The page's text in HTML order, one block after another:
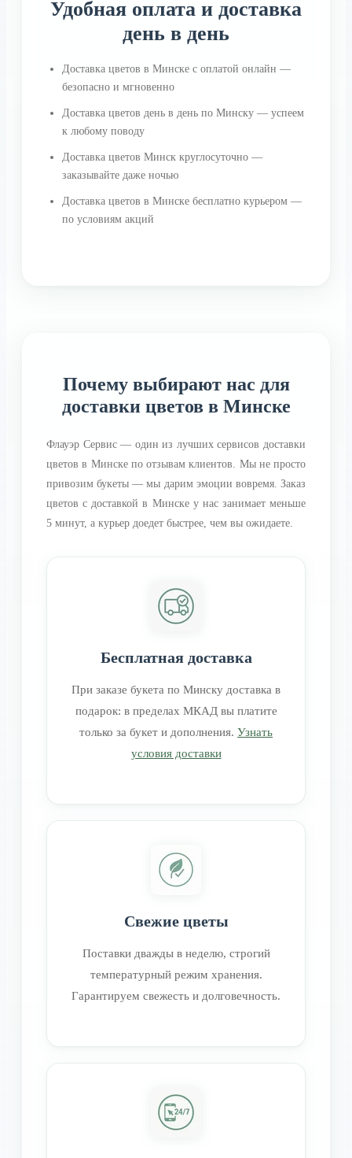
Удобная оплата и доставка
день в день
Доставка цветов в Минске с оплатой онлайн —
безопасно и мгновенно
Доставка цветов день в день по Минску — успеем
к любому поводу
Доставка цветов Минск круглосуточно —
заказывайте даже ночью
Доставка цветов в Минске бесплатно курьером —
по условиям акций
Почему выбирают нас для
доставки цветов в Минске
Флауэр Сервис — один из лучших сервисов доставки
цветов в Минске по отзывам клиентов. Мы не просто
привозим букеты — мы дарим эмоции вовремя. Заказ
цветов с доставкой в Минске у нас занимает меньше
5 минут, а курьер доедет быстрее, чем вы ожидаете.
Бесплатная доставка
При заказе букета по Минску доставка в
подарок: в пределах МКАД вы платите
только за букет и дополнения. Узнать
условия доставки
Свежие цветы
Поставки дважды в неделю, строгий
температурный режим хранения.
Гарантируем свежесть и долговечность.